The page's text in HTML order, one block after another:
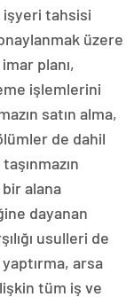
işyeri tahsisi
üzere
planı,
işlemlerini
satın alma,
de dahil
alana
dayanan
usulleri de
arsa
tüm iş ve